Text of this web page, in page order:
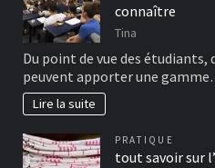
connaître
Tina
Du point de vue des étudiants,
peuvent apporter une
Lire la suite
PRATIQUE
tout savoir sur